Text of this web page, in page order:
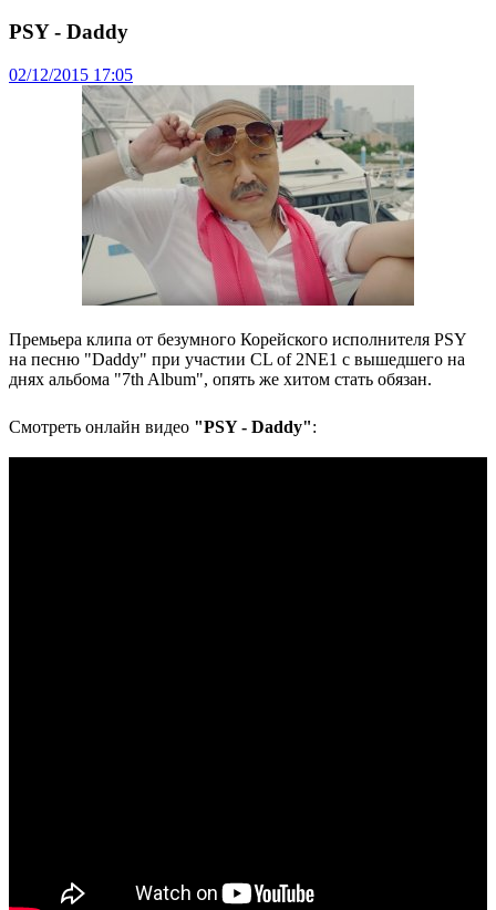
PSY - Daddy
02/12/2015 17:05
Премьера клипа от безумного Корейского исполнителя PSY
на песню "Daddy" при участии CL of 2NE1 с вышедшего на
днях альбома "7th Album", опять же хитом стать обязан.
Смотреть онлайн видео "PSY - Daddy":